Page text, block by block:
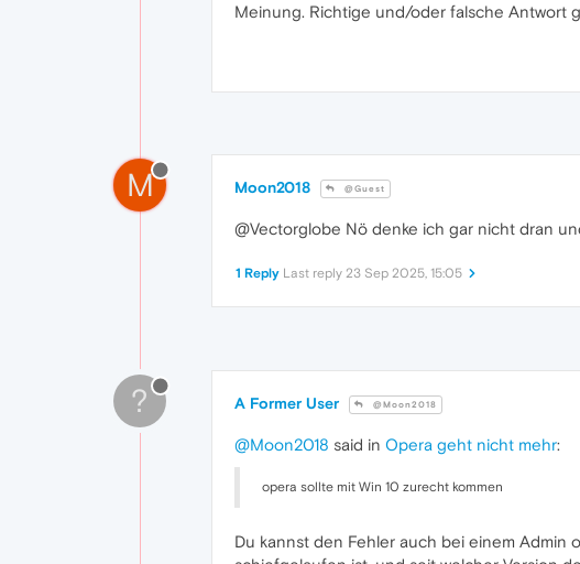
Meinung. Richtige und/oder falsche Antwort
M Moon2018 @Guest
@Vectorglobe Nö denke ich gar nicht dran
1 Reply Last reply 23 Sep 2025, 15:05
? A Former User @Moon2018
@Moon2018 said in Opera geht nicht mehr:
opera sollte mit Win 10 zurecht kommen
Du kannst den Fehler auch bei einem Admin